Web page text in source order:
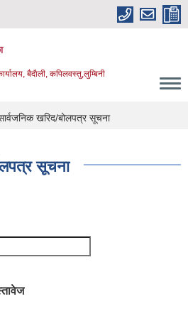
बैदाैली, कपिलवस्तु,लुम्बिनी
खरिद/बोलपत्र सूचना
सूचना